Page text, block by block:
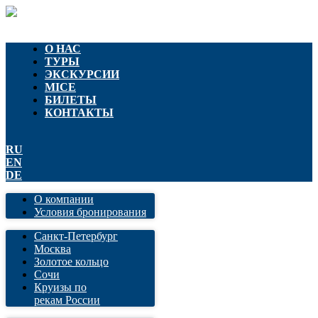
О НАС
ТУРЫ
ЭКСКУРСИИ
MICE
БИЛЕТЫ
КОНТАКТЫ
RU
EN
DE
О компании
Условия бронирования
Санкт-Петербург
Москва
Золотое кольцо
Сочи
Круизы по
рекам России